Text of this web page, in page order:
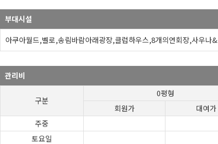
부대시설
아쿠아월드,벨로,송림바람아래광장,클럽하우스,8개의연회장,사우
관리비
구분
0평형
회원가
대여가
주중
토요일